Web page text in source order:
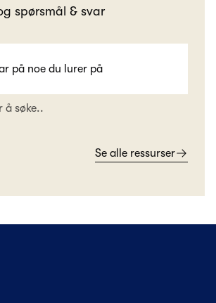
spørsmål & svar
å søke..
Se alle ressurser